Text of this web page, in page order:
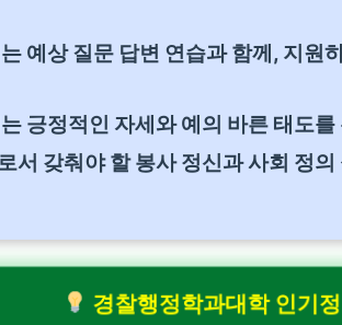
예상 질문 답변 연습과 함께, 지원
긍정적인 자세와 예의 바른 태도
서 갖춰야 할 봉사 정신과 사회 정
경찰행정학과대학 인기